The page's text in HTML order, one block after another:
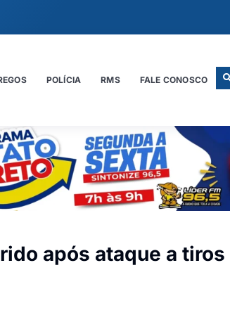
POLÍCIA RMS FALE CONOSCO
após ataque a tiros